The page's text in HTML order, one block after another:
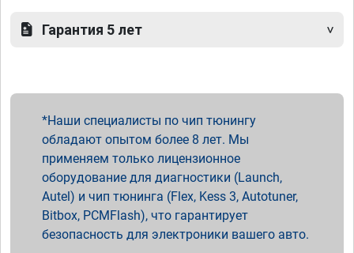
Гарантия 5 лет
Наши специалисты по чип тюнингу
обладают опытом более 8 лет. Мы
применяем только лицензионное
оборудование для диагностики (Launch,
Autel) и чип тюнинга (Flex, Kess 3, Autotuner,
Bitbox, PCMFlash), что гарантирует
безопасность для электроники вашего авто.